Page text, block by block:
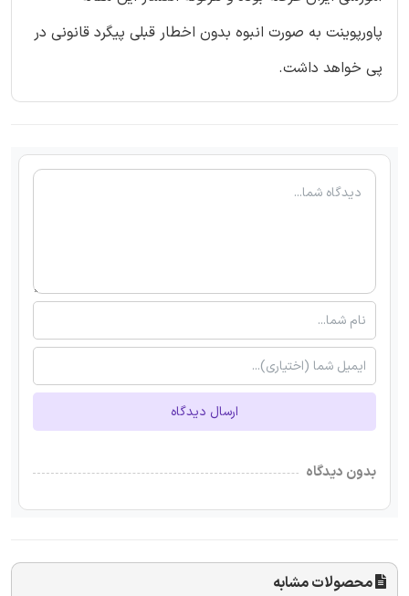
پاورپوینت به صورت انبوه بدون اخطار قبلی پیگرد قانونی در
پی خواهد داشت.
ارسال دیدگاه
بدون دیدگاه
محصولات مشابه